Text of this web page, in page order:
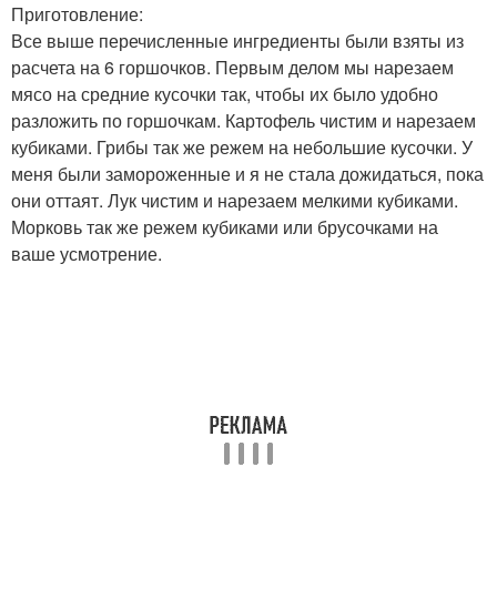
Приготовление:
Все выше перечисленные ингредиенты были взяты из
расчета на 6 горшочков. Первым делом мы нарезаем
мясо на средние кусочки так, чтобы их было удобно
разложить по горшочкам. Картофель чистим и нарезаем
кубиками. Грибы так же режем на небольшие кусочки. У
меня были замороженные и я не стала дожидаться, пока
они оттаят. Лук чистим и нарезаем мелкими кубиками.
Морковь так же режем кубиками или брусочками на
ваше усмотрение.